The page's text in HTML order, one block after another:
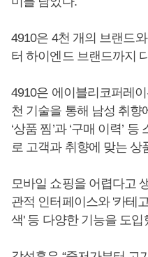
4910은 4천 개의 브랜드
터 하이엔드 브랜드까지
4910은 에이블리코퍼레
천 기술을 통해 남성 취향
‘상품 찜’과 ‘구매 이력’
로 고객과 취향에 맞는 상
모바일 쇼핑을 어렵다고
관적 인터페이스와 '카테
색' 등 다양한 기능을 도입